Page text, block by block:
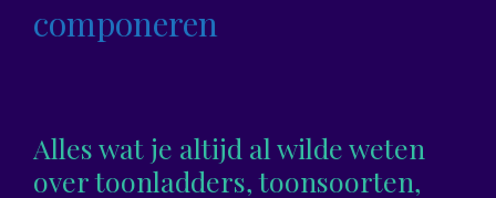
componeren
Alles wat je altijd al wilde weten
over toonladders, toonsoorten,